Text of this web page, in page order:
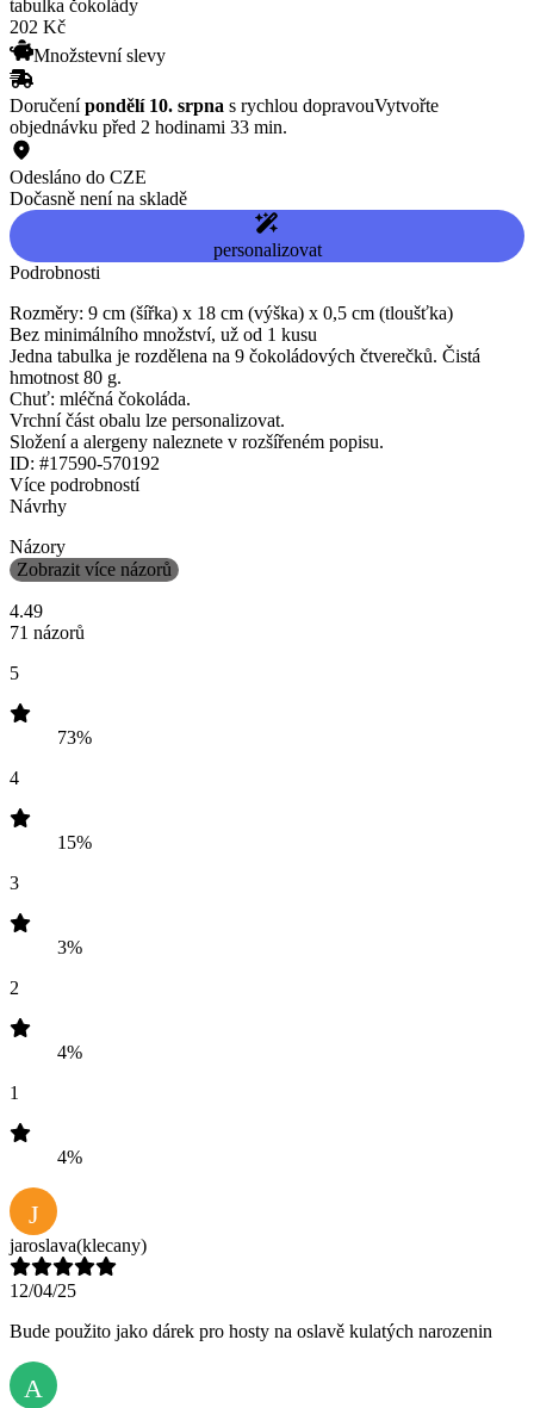
tabulka čokolády
202 Kč
Množstevní slevy
Doručenípondělí 10. srpna s rychlou dopravouVytvořte
objednávku před 2 hodinami 33 min.
Odesláno do CZE
Dočasně není na skladě
personalizovat
Podrobnosti
Rozměry: 9 cm (šířka) x 18 cm (výška) x 0,5 cm (tloušťka)
Bez minimálního množství, už od 1 kusu
Jedna tabulka je rozdělena na 9 čokoládových čtverečků. Čistá
hmotnost 80 g.
Chuť: mléčná čokoláda.
Vrchní část obalu lze personalizovat.
Složení a alergeny naleznete v rozšířeném popisu.
ID: #17590-570192
Více podrobností
Návrhy
Názory
Zobrazit více názorů
4.49
71 názorů
5
73%
4
15%
3
3%
2
4%
1
4%
J
jaroslava(klecany)
12/04/25
Bude použito jako dárek pro hosty na oslavě kulatých narozenin
A